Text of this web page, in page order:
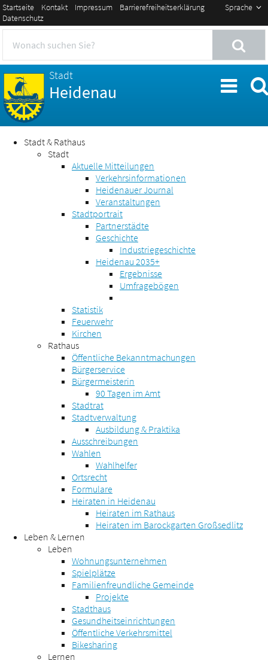
Sprache
Startseite Kontakt Impressum
Barrierefreiheitserklärung
Datenschutz
Stadt
Heidenau
Stadt & Rathaus
Stadt
Aktuelle Mitteilungen
Verkehrsinformationen
Heidenauer Journal
Veranstaltungen
Stadtportrait
Partnerstädte
Geschichte
Industriegeschichte
Heidenau 2035+
Ergebnisse
Umfragebögen
Statistik
Feuerwehr
Kirchen
Rathaus
Öffentliche Bekanntmachungen
Bürgerservice
Bürgermeisterin
90 Tagen im Amt
Stadtrat
Stadtverwaltung
Ausbildung & Praktika
Ausschreibungen
Wahlen
Wahlhelfer
Ortsrecht
Formulare
Heiraten in Heidenau
Heiraten im Rathaus
Heiraten im Barockgarten Großsedlitz
Leben & Lernen
Leben
Wohnungsunternehmen
Spielplätze
Familienfreundliche Gemeinde
Projekte
Stadthaus
Gesundheitseinrichtungen
Öffentliche Verkehrsmittel
Bikesharing
Lernen